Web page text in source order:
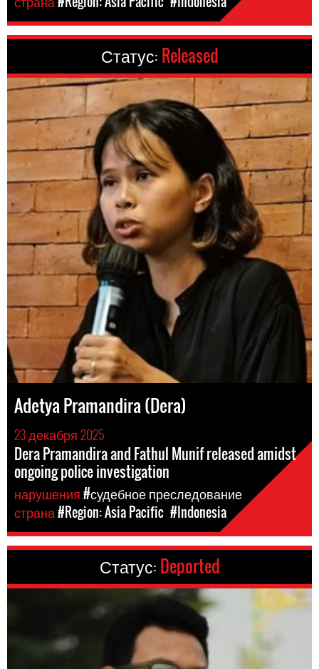
Статус: Released
Adetya Pramandira (Dera)
23 декабря 2025
Dera Pramandira and Fathul Munif released amidst
ongoing police investigation
нарушения#судебное преследование
страна#Region: Asia Pacific #Indonesia
Статус: Deported